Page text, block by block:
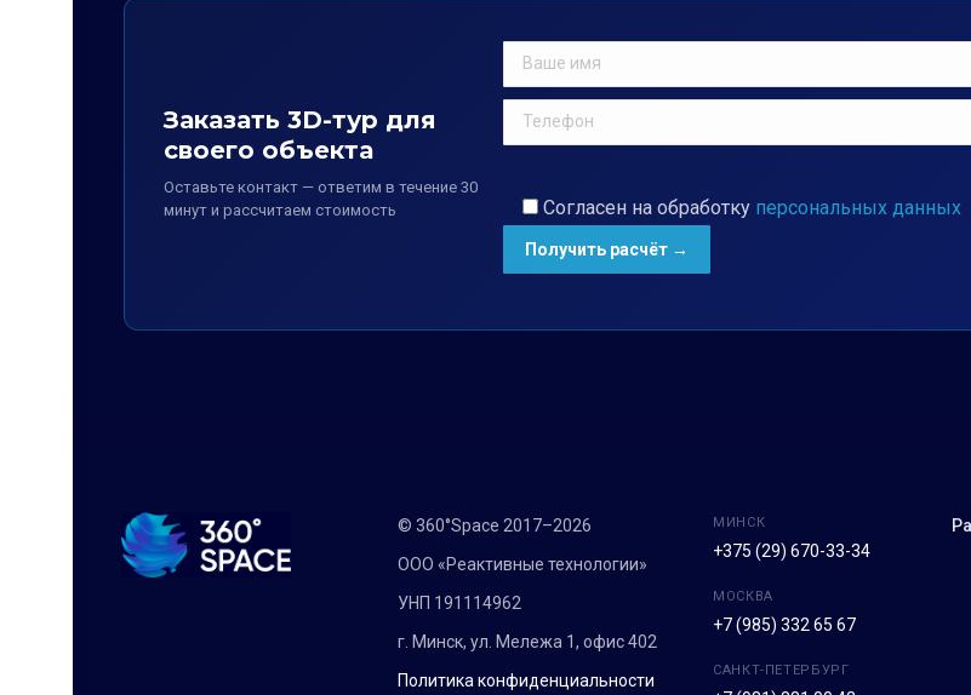
Заказать 3D-тур для
своего объекта
Оставьте контакт — ответим в течение 30
минут и рассчитаем стоимость
Согласен на обработку персональных данных
© 360°Space 2017–2026
ООО «Реактивные технологии»
УНП 191114962
г. Минск, ул. Мележа 1, офис 402
Политика конфиденциальности
МИНСК
+375 (29) 670-33-34
МОСКВА
+7 (985) 332 65 67
САНКТ-ПЕТЕРБУРГ